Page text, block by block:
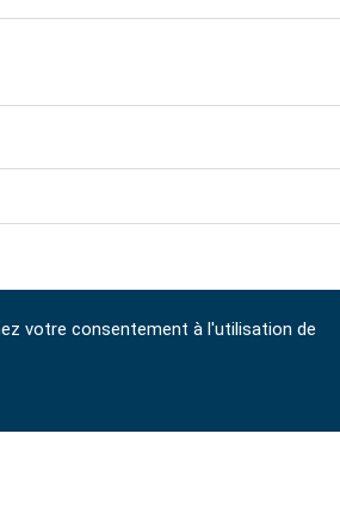
votre consentement à l'utilisation de